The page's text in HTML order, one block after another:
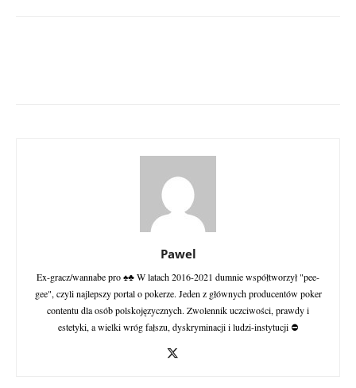
Pawel
Ex-gracz/wannabe pro ♠♣ W latach 2016-2021 dumnie współtworzył "pee-
gee", czyli najlepszy portal o pokerze. Jeden z głównych producentów poker
contentu dla osób polskojęzycznych. Zwolennik uczciwości, prawdy i
estetyki, a wielki wróg fałszu, dyskryminacji i ludzi-instytucji ⛔